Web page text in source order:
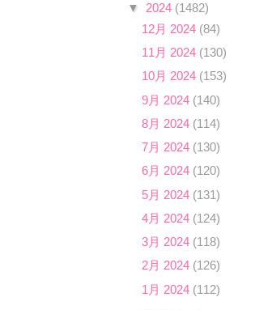
▼ 2024 (1482)
12月 2024 (84)
11月 2024 (130)
10月 2024 (153)
9月 2024 (140)
8月 2024 (114)
7月 2024 (130)
6月 2024 (120)
5月 2024 (131)
4月 2024 (124)
3月 2024 (118)
2月 2024 (126)
1月 2024 (112)